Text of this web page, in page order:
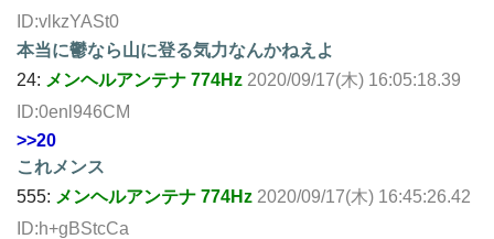
ID:vlkzYASt0
本当に鬱なら山に登る気力なんかねえよ
24: メンヘルアンテナ 774Hz 2020/09/17(木) 16:05:18.39
ID:0enl946CM
>>20
これメンス
555: メンヘルアンテナ 774Hz 2020/09/17(木) 16:45:26.42
ID:h+gBStcCa